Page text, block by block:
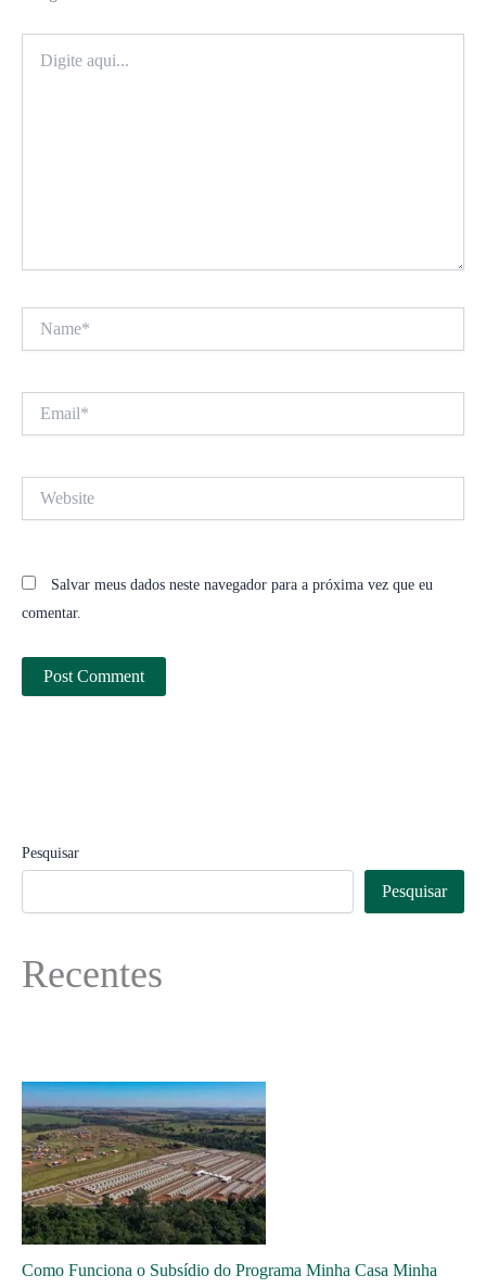
aqui...
Salvar meus dados neste navegador para a próxima vez que eu
comentar.
Pesquisar
Pesquisar
Recentes
Como Funciona o Subsídio do Programa Minha Casa Minha